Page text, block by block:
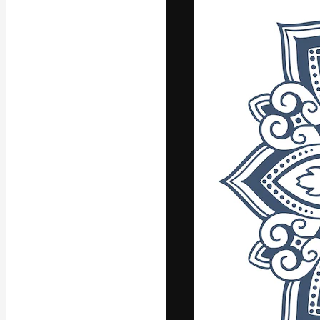
La
migliori lavori.
creativi,
Italiano
Copyright ©